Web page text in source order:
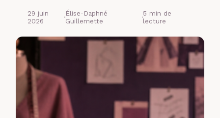
29 juin
2026
·Élise-Daphné
Guillemette
·5 min de
lecture